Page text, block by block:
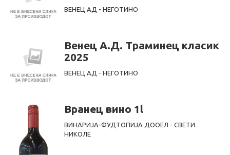
ВЕНЕЦ АД - НЕГОТИНО
Венец А.Д. Траминец класик
2025
ВЕНЕЦ АД - НЕГОТИНО
Вранец вино 1l
ВИНАРИЈА-ФУДТОПИЈА ДООЕЛ - СВЕТИ
НИКОЛЕ